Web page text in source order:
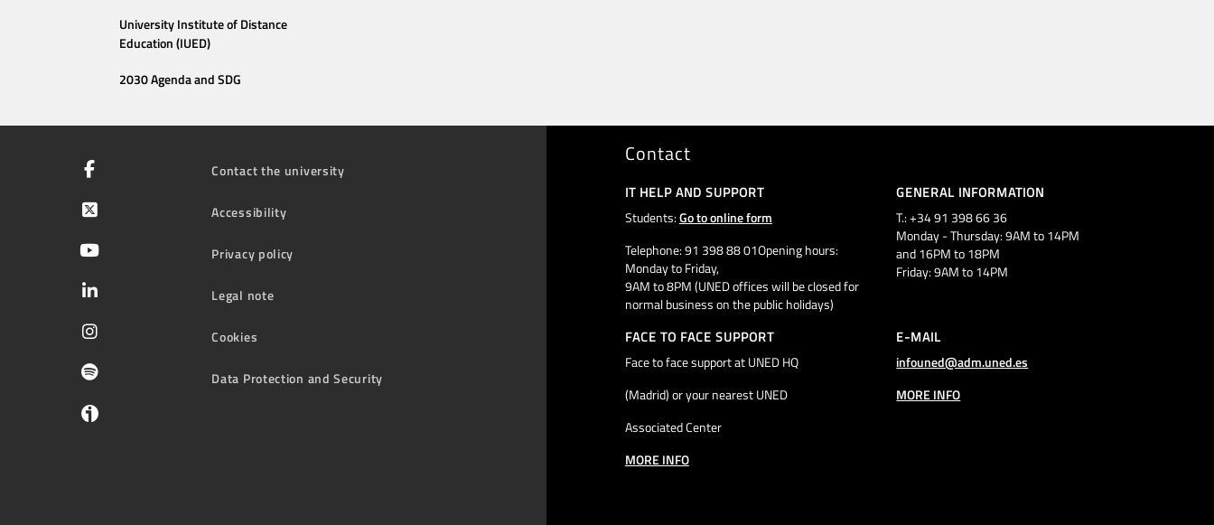
University Institute of Distance
Education (IUED)
2030 Agenda and SDG
Contact the university
Accessibility
Privacy policy
Legal note
Cookies
Data Protection and Security
Contact
IT HELP AND SUPPORT
Students:Go to online form
Telephone: 91 398 88 01Opening hours:
Monday to Friday,
9AM to 8PM (UNED offices will be closed for
normal business on the public holidays)
GENERAL INFORMATION
T.: +34 91 398 66 36
Monday - Thursday: 9AM to 14PM
and 16PM to 18PM
Friday: 9AM to 14PM
FACE TO FACE SUPPORT
Face to face support at UNED HQ
(Madrid) or your nearest UNED
Associated Center
MORE INFO
E-MAIL
infouned@adm.uned.es
MORE INFO